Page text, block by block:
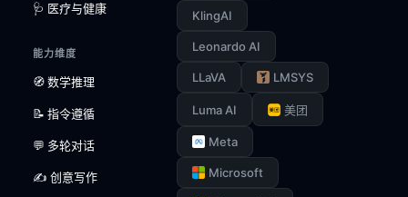
🩺 医疗与健康
能力维度
🧭 数学推理
📝 指令遵循
💬 多轮对话
✍️ 创意写作
KlingAI
Leonardo AI
LLaVA LMSYS
Luma AI 美团
Meta
Microsoft